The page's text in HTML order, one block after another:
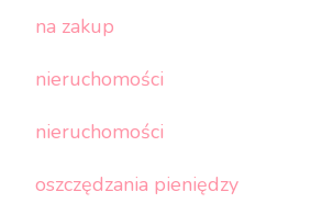
na zakup
nieruchomości
nieruchomości
oszczędzania pieniędzy